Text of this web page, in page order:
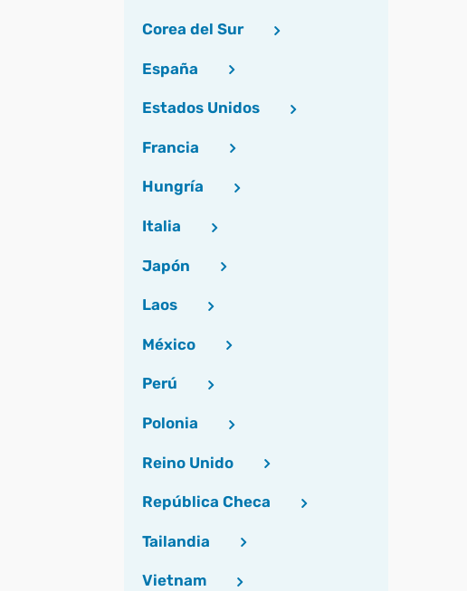
Corea del Sur
España
Estados Unidos
Francia
Hungría
Italia
Japón
Laos
México
Perú
Polonia
Reino Unido
República Checa
Tailandia
Vietnam